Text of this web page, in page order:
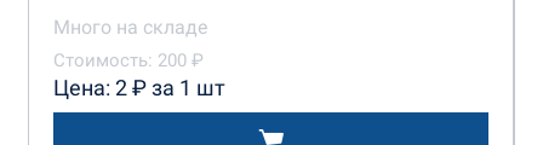
Много на складе
Стоимость: 200 ₽
Цена: 2 ₽ за 1 шт